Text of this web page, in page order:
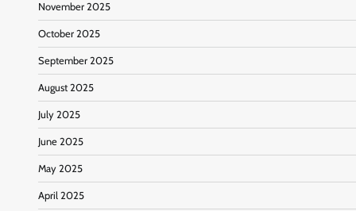
November 2025
October 2025
September 2025
August 2025
July 2025
June 2025
May 2025
April 2025